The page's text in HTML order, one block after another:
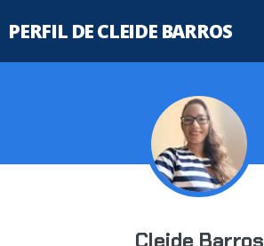
PERFIL DE CLEIDE BARROS
Cleide Barros